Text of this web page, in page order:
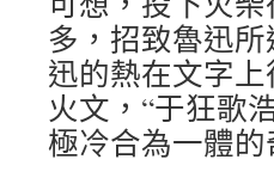
多，招致魯迅
迅的熱在文字
火文，“于狂歌
極冷合為一體的